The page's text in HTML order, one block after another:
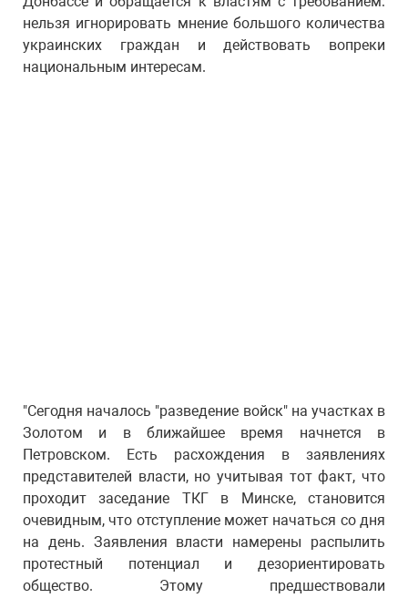
нельзя игнорировать мнение большого количества
украинских граждан и действовать вопреки
национальным интересам.
"Сегодня началось "разведение войск" на участках в
Золотом и в ближайшее время начнется в
Петровском. Есть расхождения в заявлениях
представителей власти, но учитывая тот факт, что
проходит заседание ТКГ в Минске, становится
очевидным, что отступление может начаться со дня
на день. Заявления власти намерены распылить
протестный потенциал и дезориентировать
общество. Этому предшествовали